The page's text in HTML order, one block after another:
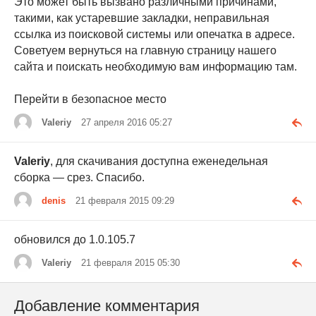
такими, как устаревшие закладки, неправильная
ссылка из поисковой системы или опечатка в адресе.
Советуем вернуться на главную страницу нашего
сайта и поискать необходимую вам информацию там.
Перейти в безопасное место
Valeriy 27 апреля 2016 05:27
Valeriy, для скачивания доступна еженедельная
сборка — срез. Спасибо.
denis 21 февраля 2015 09:29
обновился до 1.0.105.7
Valeriy 21 февраля 2015 05:30
Добавление комментария